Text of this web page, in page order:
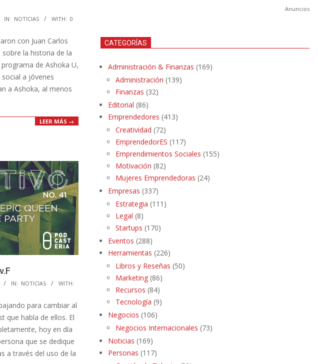
IN: NOTICIAS WITH: 0
con Juan Carlos
la historia de la
de Ashoka U,
a jóvenes
a Ashoka, al menos
LEER MÁS →
IN: NOTICIAS
WITH:
para cambiar al
que habla de ellos. El
hoy en día
que se dedique
a través del uso de la
Anuncios
CATEGORÍAS
Administración & Finanzas (169)
Administración (139)
Finanzas (32)
Editorial (86)
Emprendedores (413)
Creatividad (72)
EmprendedorES (117)
Emprendimientos Sociales (155)
Motivación (82)
Mujeres Emprendedoras (24)
Empresas (337)
Estrategia (111)
Legal (8)
Startups (170)
Eventos (288)
Herramientas (226)
Libros y Reseñas (50)
Marketing (86)
Recursos (84)
Tecnología (9)
Negocios (106)
Negocios Internacionales (73)
Noticias (169)
Personas (117)